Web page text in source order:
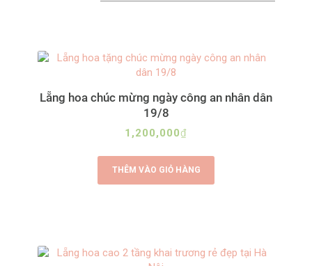
Lẵng hoa chúc mừng ngày công an nhân dân
19/8
1,200,000₫
THÊM VÀO GIỎ HÀNG